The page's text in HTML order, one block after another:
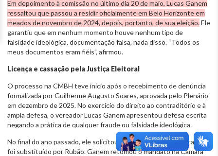
Em depoimento à comissão no último dia 20 de maio, Lucas Ganem
ressaltou que passou a residir oficialmente em Belo Horizonte em
meados de novembro de 2024, depois, portanto, de sua eleição.Ele
garantiu que em nenhum momento houve nenhum tipo de
falsidade ideológica, documentação falsa, nada disso. “Todos os
meus documentos eram fiéis”, afirmou.
Licença e cassação pela Justiça Eleitoral
O processo na CMBH teve início após o recebimento de denúncia
formalizada por Guilherme Augusto Soares, aprovada pelo Plenário
em dezembro de 2025. No exercício do direito ao contraditório e à
ampla defesa, o vereador Lucas Ganem apresentou defesa escrita
negando a prática de qualquer fraude ou falsidade ideológica.
No final do ano passado, ele solicitou licença de 121 dias do cargo e
foi substituído por Rubão. Ganem retomou o mandato na Câmara